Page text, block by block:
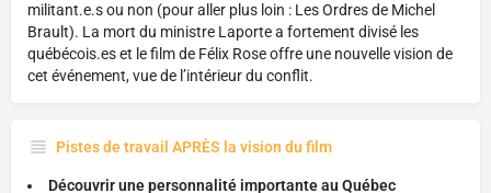
militant.e.s ou non (pour aller plus loin : Les Ordres de Michel
Brault). La mort du ministre Laporte a fortement divisé les
québécois.es et le film de Félix Rose offre une nouvelle vision de
cet événement, vue de l’intérieur du conflit.
Pistes de travail APRÈS la vision du film
Découvrir une personnalité importante au Québec